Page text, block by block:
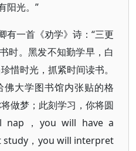
阳光。”
有一首《劝学》诗：“三更
时。黑发不知勤学早，白
惜时光，抓紧时间读书。
大学图书馆内张贴的格
做梦；此刻学习，你将圆
nap，you will have a
，you will interpret